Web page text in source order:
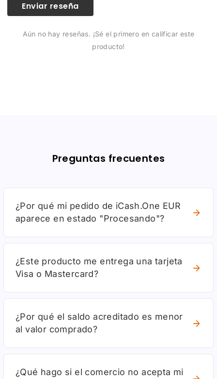
Enviar reseña
Aún no hay reseñas. ¡Sé el primero en calificar este
producto!
Preguntas frecuentes
¿Por qué mi pedido de iCash.One EUR
aparece en estado "Procesando"?
¿Este producto me entrega una tarjeta
Visa o Mastercard?
¿Por qué el saldo acreditado es menor
al valor comprado?
¿Qué hago si el comercio no acepta mi